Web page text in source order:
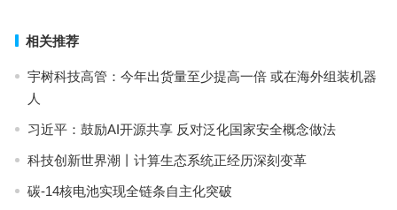
相关推荐
宇树科技高管：今年出货量至少提高一倍 或在海外组装机器
人
习近平：鼓励AI开源共享 反对泛化国家安全概念做法
科技创新世界潮丨计算生态系统正经历深刻变革
碳-14核电池实现全链条自主化突破